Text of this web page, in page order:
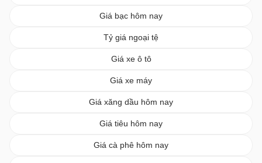
Giá bạc hôm nay
Tỷ giá ngoại tệ
Giá xe ô tô
Giá xe máy
Giá xăng dầu hôm nay
Giá tiêu hôm nay
Giá cà phê hôm nay